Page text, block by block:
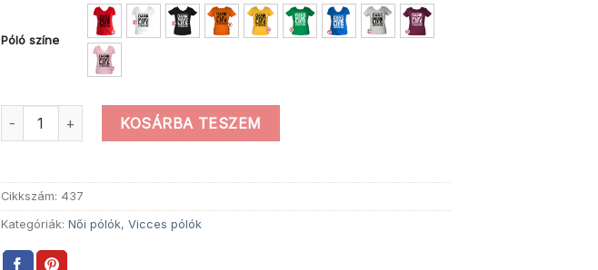
Póló színe
Női Engem Meme póló mennyiség
KOSÁRBA TESZEM
Cikkszám: 437
Kategóriák: Női pólók, Vicces pólók